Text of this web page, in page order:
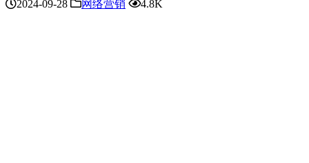
2024-09-28 网络营销 4.8K